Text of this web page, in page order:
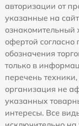
авторизации от
указанные на
ознакомительный
офертой
обозначения
только в
перечень
организация не
указанных
интересы. Все